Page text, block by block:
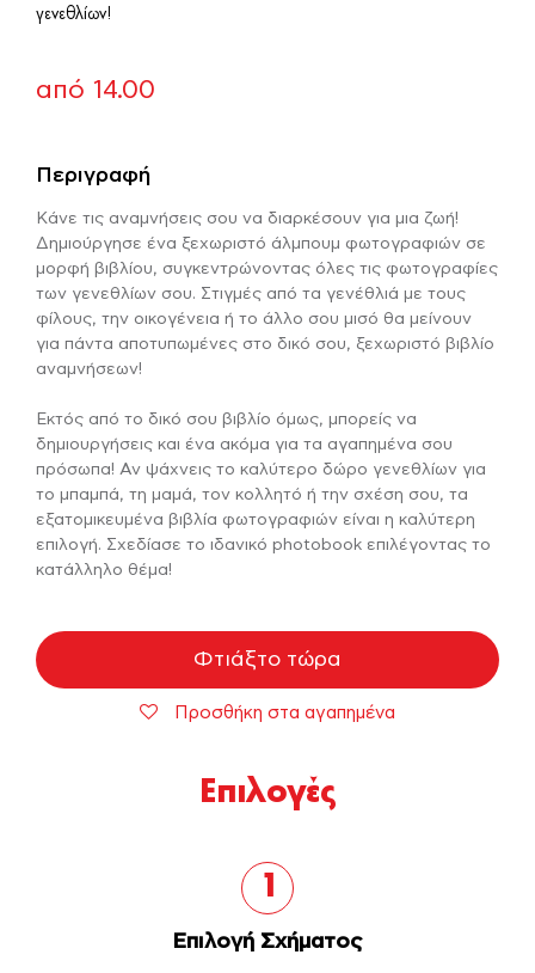
γενεθλίων!
από 14.00
Περιγραφή
Κάνε τις αναμνήσεις σου να διαρκέσουν για μια ζωή!
Δημιούργησε ένα ξεχωριστό άλμπουμ φωτογραφιών σε
μορφή βιβλίου, συγκεντρώνοντας όλες τις φωτογραφίες
των γενεθλίων σου. Στιγμές από τα γενέθλιά με τους
φίλους, την οικογένεια ή το άλλο σου μισό θα μείνουν
για πάντα αποτυπωμένες στο δικό σου, ξεχωριστό βιβλίο
αναμνήσεων!
Εκτός από το δικό σου βιβλίο όμως, μπορείς να
δημιουργήσεις και ένα ακόμα για τα αγαπημένα σου
πρόσωπα! Αν ψάχνεις το καλύτερο δώρο γενεθλίων για
το μπαμπά, τη μαμά, τον κολλητό ή την σχέση σου, τα
εξατομικευμένα βιβλία φωτογραφιών είναι η καλύτερη
επιλογή. Σχεδίασε το ιδανικό photobook επιλέγοντας το
κατάλληλο θέμα!
Φτιάξτο τώρα
Προσθήκη στα αγαπημένα
Επιλογές
1
Επιλογή Σχήματος